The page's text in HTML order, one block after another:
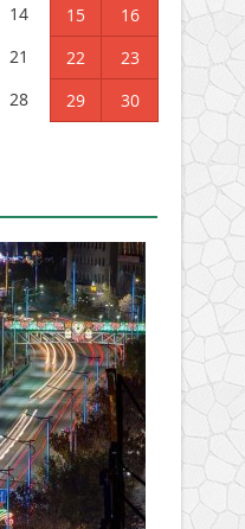
14 15
16
21 22
23
28 29
30